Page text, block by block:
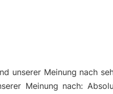
unserer Meinung nach
Meinung nach: